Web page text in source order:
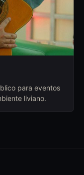
para eventos
liviano.